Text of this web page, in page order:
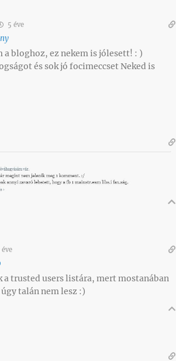
5 éve
a bloghoz, ez nekem is jólesett! : )
és sok jó focimeccset Neked is
éve
a trusted users listára, mert mostanában
talán nem lesz :)